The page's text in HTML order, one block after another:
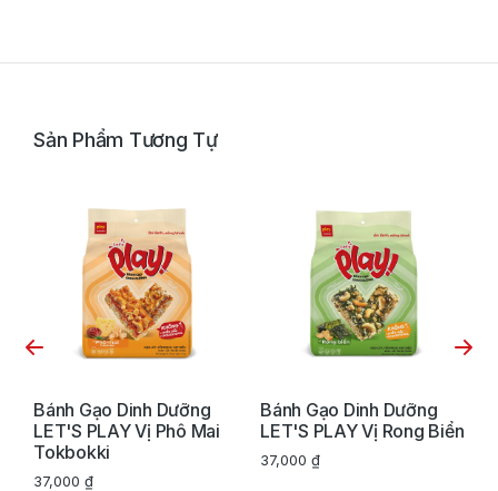
Sản Phẩm Tương Tự
Bánh Gạo Dinh Dưỡng
LET'S PLAY Vị Phô Mai
Tokbokki
37,000 ₫
Bánh Gạo Dinh Dưỡng
LET'S PLAY Vị Rong Biển
37,000 ₫